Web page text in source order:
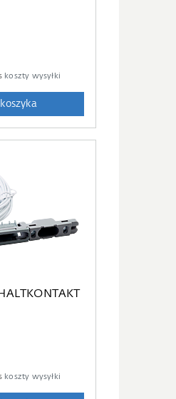
koszty wysyłki
koszty wysyłki